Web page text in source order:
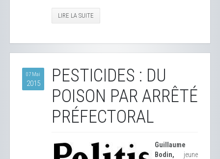
LIRE LA SUITE
07 Mai
2015
PESTICIDES : DU
POISON PAR ARRÊTÉ
PRÉFECTORAL
Guillaume
Bodin, jeune